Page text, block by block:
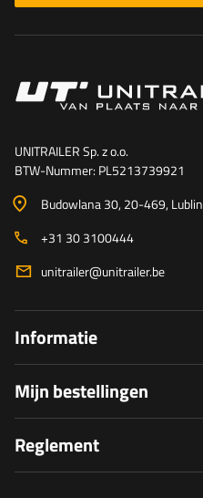
UNITRAILER Sp. z o.o.
BTW-Nummer: PL5213739921
Budowlana 30, 20-469, Lublin
+31 30 3100444
unitrailer@unitrailer.be
Informatie
Mijn bestellingen
Reglement